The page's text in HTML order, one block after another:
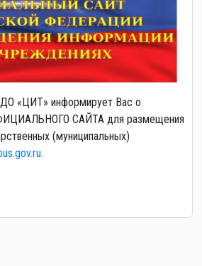
«ЦИТ» информирует Вас о
САЙТА для размещения
(муниципальных)